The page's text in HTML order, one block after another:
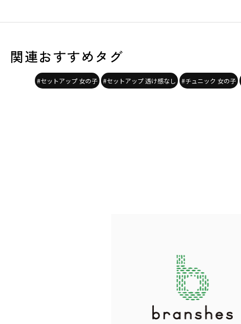
関連おすすめタグ
#セットアップ 女の子 #セットアップ 透け感なし #チュニック 女の子